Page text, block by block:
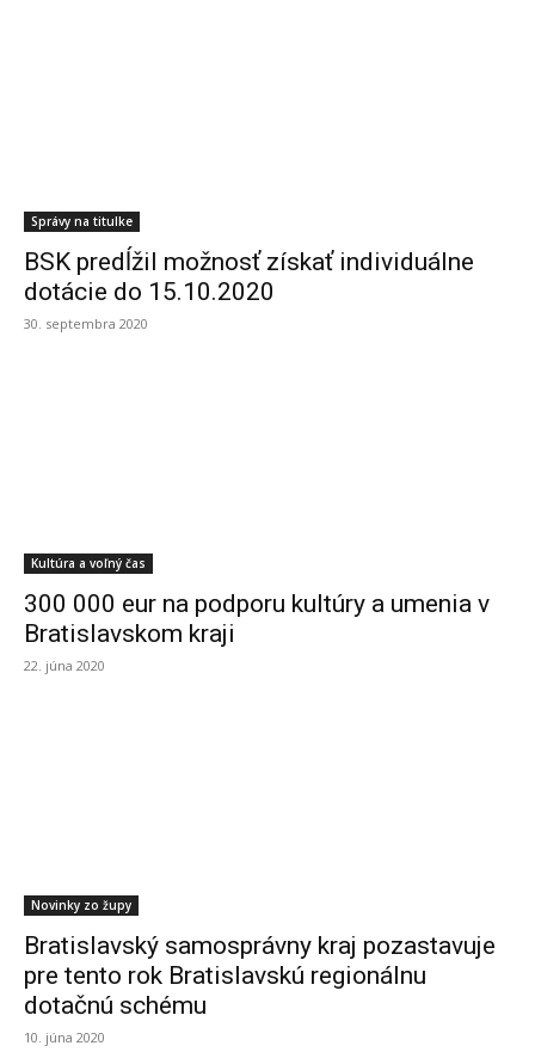
Správy na titulke
BSK predĺžil možnosť získať individuálne
dotácie do 15.10.2020
30. septembra 2020
Kultúra a voľný čas
300 000 eur na podporu kultúry a umenia v
Bratislavskom kraji
22. júna 2020
Novinky zo župy
Bratislavský samosprávny kraj pozastavuje
pre tento rok Bratislavskú regionálnu
dotačnú schému
10. júna 2020